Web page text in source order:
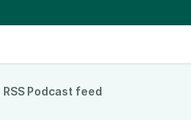
RSS Podcast feed